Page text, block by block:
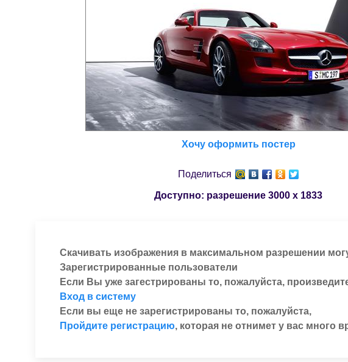
Хочу оформить постер
Поделиться
Доступно: разрешение 3000 x 1833
Скачивать изображения в максимальном разрешении
Зарегистрированные пользователи
Если Вы уже загестрированы то, пожалуйста,
Вход в систему
Если вы еще не зарегистрированы то, пожалуйста,
Пройдите регистрацию, которая не отнимет у вас много